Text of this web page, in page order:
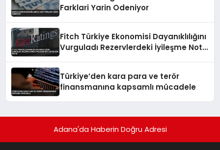
Farklari Yarin Odeniyor
Fitch Türkiye Ekonomisi Dayanıklılığını
Vurguladı Rezervlerdeki İyileşme Not
Türkiye’den kara para ve terör
finansmanına kapsamlı mücadele
Adana'da Haberin Doğru Adresi